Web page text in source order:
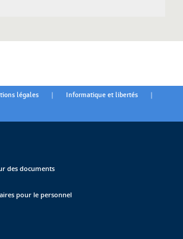
légales | Informatique et libertés |
des documents
pour le personnel